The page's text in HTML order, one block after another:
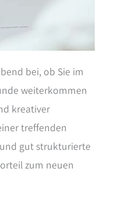
bei, ob Sie im
weiterkommen
kreativer
treffenden
gut strukturierte
zum neuen